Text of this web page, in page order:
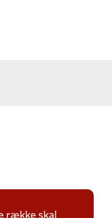
række skal